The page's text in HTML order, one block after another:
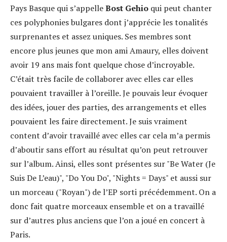
Pays Basque qui s’appelleBost Gehio qui peut chanter
ces polyphonies bulgares dont j’apprécie les tonalités
surprenantes et assez uniques. Ses membres sont
encore plus jeunes que mon ami Amaury, elles doivent
avoir 19 ans mais font quelque chose d’incroyable.
C’était très facile de collaborer avec elles car elles
pouvaient travailler à l’oreille. Je pouvais leur évoquer
des idées, jouer des parties, des arrangements et elles
pouvaient les faire directement. Je suis vraiment
content d’avoir travaillé avec elles car cela m’a permis
d’aboutir sans effort au résultat qu’on peut retrouver
sur l’album. Ainsi, elles sont présentes sur "Be Water (Je
Suis De L’eau)", "Do You Do", "Nights = Days" et aussi sur
un morceau ("Royan") de l’EP sorti précédemment. On a
donc fait quatre morceaux ensemble et on a travaillé
sur d’autres plus anciens que l’on a joué en concert à
Paris.